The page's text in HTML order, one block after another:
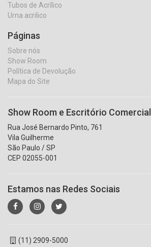
Tubos de Acrílico
Urna acrilico
Páginas
Sobre nós
Show Room
Política de Devolução
Mapa do Site
Show Room e Escritório Comercial
Rua José Bernardo Pinto, 761
Vila Guilherme
São Paulo / SP
CEP 02055-001
Estamos nas Redes Sociais
(11) 2909-5000